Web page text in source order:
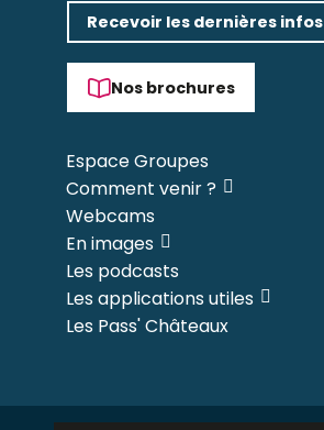
Recevoir les dernières infos
Nos brochures
Espace Groupes
Comment venir ?
Webcams
En images
Les podcasts
Les applications utiles
Les Pass' Châteaux